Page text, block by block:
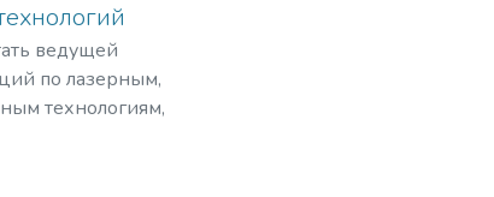
ведущей
по лазерным,
технологиям,